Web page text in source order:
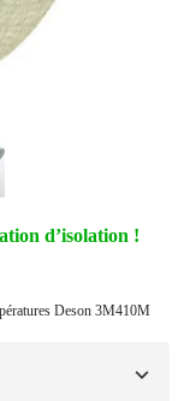
d’isolation !
Deson 3M410M